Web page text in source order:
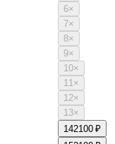
6×
7×
8×
9×
10×
11×
12×
13×
142100 ₽